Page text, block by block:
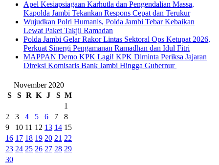
Apel Kesiapsiagaan Karhutla dan Pengendalian Massa,
Kapolda Jambi Tekankan Respons Cepat dan Terukur
Wujudkan Polri Humanis, Polda Jambi Tebar Kebaikan
Lewat Paket Takjil Ramadan
Polda Jambi Gelar Rakor Lintas Sektoral Ops Ketupat 2026,
Perkuat Sinergi Pengamanan Ramadhan dan Idul Fitri
‎MAPPAN Demo KPK Lagi! KPK Diminta Periksa Jajaran
Direksi Komisaris Bank Jambi Hingga Gubernur ‎
November 2020
S
S R K J S M
1
2
3 4 5 6 7
8
9
10 11 12 13 14 15
16 17 18 19 20 21 22
23 24 25 26 27 28 29
30